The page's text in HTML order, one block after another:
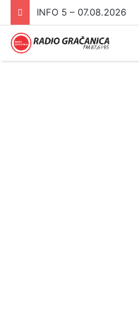
INFO 5 – 06.08.2026.